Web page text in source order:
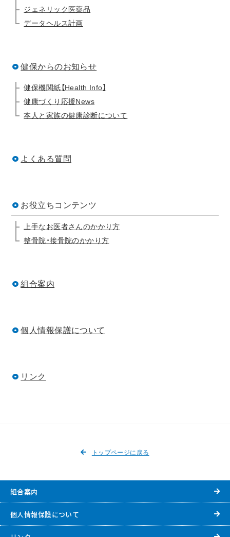
ジェネリック医薬品
データヘルス計画
健保からのお知らせ
健保機関紙【Health Info】
健康づくり応援News
本人と家族の健康診断について
よくある質問
お役立ちコンテンツ
上手なお医者さんのかかり方
整骨院・接骨院のかかり方
組合案内
個人情報保護について
リンク
トップページに戻る
組合案内
個人情報保護について